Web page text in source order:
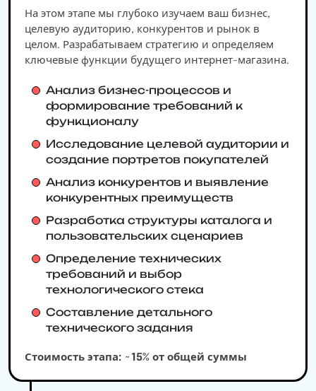
На этом этапе мы глубоко изучаем ваш бизнес,
целевую аудиторию, конкурентов и рынок в
целом. Разрабатываем стратегию и определяем
ключевые функции будущего интернет-магазина.
Анализ бизнес-процессов и
формирование требований к
функционалу
Исследование целевой аудитории и
создание портретов покупателей
Анализ конкурентов и выявление
конкурентных преимуществ
Разработка структуры каталога и
пользовательских сценариев
Определение технических
требований и выбор
технологического стека
Составление детального
технического задания
Стоимость этапа: ~15% от общей суммы